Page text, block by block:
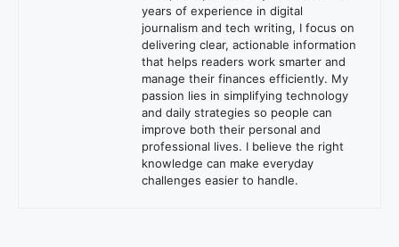
years of experience in digital
journalism and tech writing, I focus on
delivering clear, actionable information
that helps readers work smarter and
manage their finances efficiently. My
passion lies in simplifying technology
and daily strategies so people can
improve both their personal and
professional lives. I believe the right
knowledge can make everyday
challenges easier to handle.